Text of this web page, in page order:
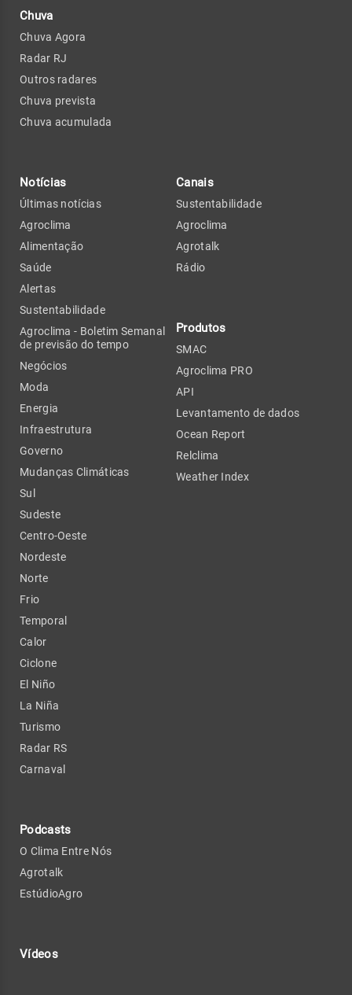
Chuva
Chuva Agora
Radar RJ
Outros radares
Chuva prevista
Chuva acumulada
Notícias
Últimas notícias
Agroclima
Alimentação
Saúde
Alertas
Sustentabilidade
Agroclima - Boletim Semanal
de previsão do tempo
Negócios
Moda
Energia
Infraestrutura
Governo
Mudanças Climáticas
Sul
Sudeste
Centro-Oeste
Nordeste
Norte
Frio
Temporal
Calor
Ciclone
El Niño
La Niña
Turismo
Radar RS
Carnaval
Podcasts
O Clima Entre Nós
Agrotalk
EstúdioAgro
Vídeos
Canais
Sustentabilidade
Agroclima
Agrotalk
Rádio
Produtos
SMAC
Agroclima PRO
API
Levantamento de dados
Ocean Report
Relclima
Weather Index